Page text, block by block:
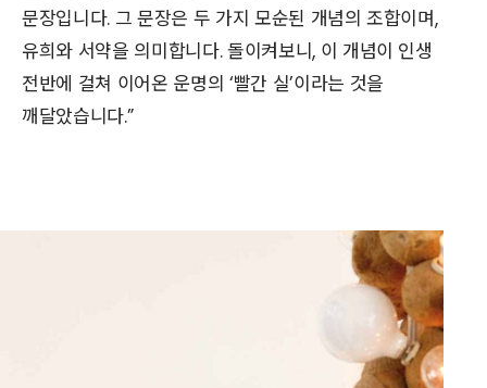
문장입니다. 그 문장은 두 가지 모순된 개념의 조합이며,
유희와 서약을 의미합니다. 돌이켜보니, 이 개념이 인생
전반에 걸쳐 이어온 운명의 ‘빨간 실’이라는 것을
깨달았습니다.”